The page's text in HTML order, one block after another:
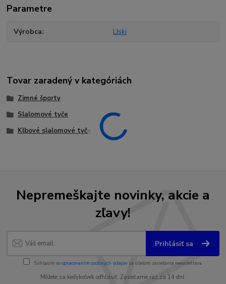
Parametre
Výrobca LIski
Tovar zaradený v kategóriách
Zimné športy
Slalomové tyče
Klbové slalomové tyče
Nepremeškajte novinky, akcie a
zľavy!
Prihlásiť sa
Súhlasím sospracovaním osobných údajov za účelom zasielania newslettera.
Môžete sa kedykoľvek odhlásiť. Zasielame raz za 14 dní.